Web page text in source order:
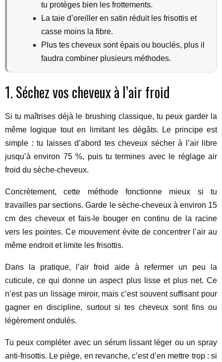
tu protèges bien les frottements.
La taie d’oreiller en satin réduit les frisottis et
casse moins la fibre.
Plus tes cheveux sont épais ou bouclés, plus il
faudra combiner plusieurs méthodes.
1. Séchez vos cheveux à l’air froid
Si tu maîtrises déjà le brushing classique, tu peux garder la
même logique tout en limitant les dégâts. Le principe est
simple : tu laisses d’abord tes cheveux sécher à l’air libre
jusqu’à environ 75 %, puis tu termines avec le réglage air
froid du sèche-cheveux.
Concrètement, cette méthode fonctionne mieux si tu
travailles par sections. Garde le sèche-cheveux à environ 15
cm des cheveux et fais-le bouger en continu de la racine
vers les pointes. Ce mouvement évite de concentrer l’air au
même endroit et limite les frisottis.
Dans la pratique, l’air froid aide à refermer un peu la
cuticule, ce qui donne un aspect plus lisse et plus net. Ce
n’est pas un lissage miroir, mais c’est souvent suffisant pour
gagner en discipline, surtout si tes cheveux sont fins ou
légèrement ondulés.
Tu peux compléter avec un sérum lissant léger ou un spray
anti-frisottis. Le piège, en revanche, c’est d’en mettre trop : si